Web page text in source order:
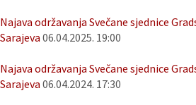
Najava održavanja Svečane sjednice
Sarajeva 06.04.2025. 19:00
Najava održavanja Svečane sjednice
Sarajeva 06.04.2024. 17:30